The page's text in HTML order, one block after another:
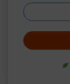
leaf